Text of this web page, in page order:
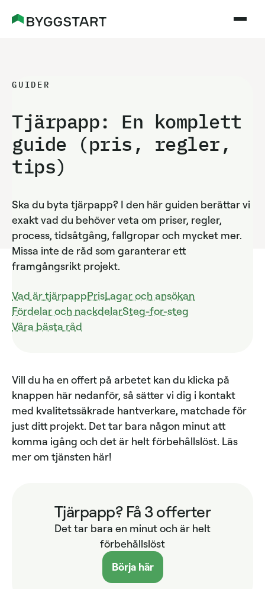
GUIDER
Tjärpapp: En komplett
guide (pris, regler,
tips)
Ska du byta tjärpapp? I den här guiden berättar vi
exakt vad du behöver veta om priser, regler,
process, tidsåtgång, fallgropar och mycket mer.
Missa inte de råd som garanterar ett
framgångsrikt projekt.
Vad är tjärpappPrisLagar och ansökan
Fördelar och nackdelarSteg-for-steg
Våra bästa råd
Vill du ha en offert på arbetet kan du klicka på
knappen här nedanför, så sätter vi dig i kontakt
med kvalitetssäkrade hantverkare, matchade för
just ditt projekt. Det tar bara någon minut att
komma igång och det är helt förbehållslöst. Läs
mer om tjänsten här!
Tjärpapp? Få 3 offerter
Det tar bara en minut och är helt
förbehållslöst
Börja här